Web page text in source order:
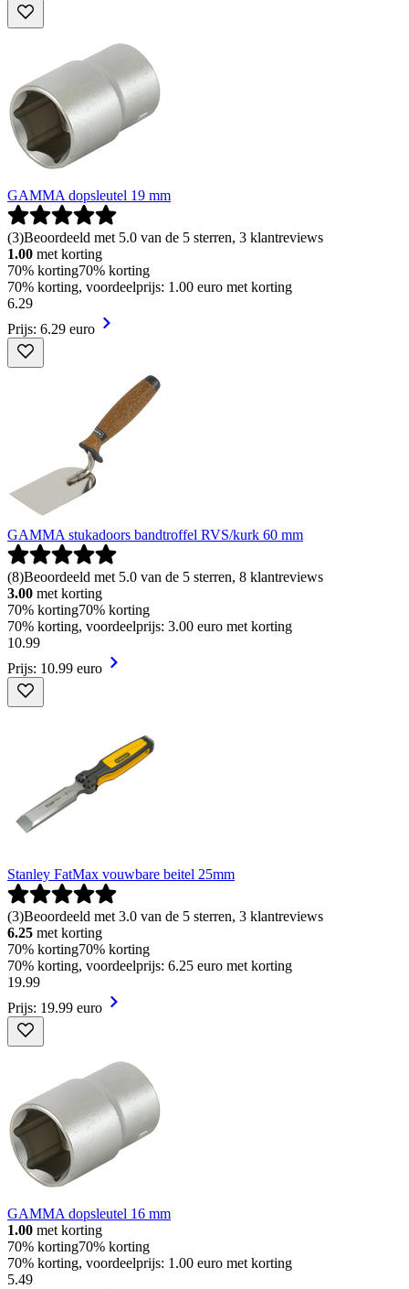
GAMMA dopsleutel 19 mm
(3)Beoordeeld met 5.0 van de 5 sterren, 3 klantreviews
1.00 met korting
70% korting70% korting
70% korting, voordeelprijs: 1.00 euro met korting
6.29
Prijs: 6.29 euro
GAMMA stukadoors bandtroffel RVS/kurk 60 mm
(8)Beoordeeld met 5.0 van de 5 sterren, 8 klantreviews
3.00 met korting
70% korting70% korting
70% korting, voordeelprijs: 3.00 euro met korting
10.99
Prijs: 10.99 euro
Stanley FatMax vouwbare beitel 25mm
(3)Beoordeeld met 3.0 van de 5 sterren, 3 klantreviews
6.25 met korting
70% korting70% korting
70% korting, voordeelprijs: 6.25 euro met korting
19.99
Prijs: 19.99 euro
GAMMA dopsleutel 16 mm
1.00 met korting
70% korting70% korting
70% korting, voordeelprijs: 1.00 euro met korting
5.49